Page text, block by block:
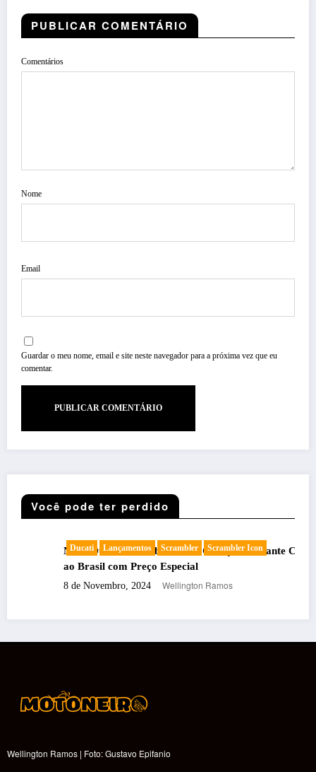
PUBLICAR COMENTÁRIO
Comentários
Nome
Email
Guardar o meu nome, email e site neste navegador para a próxima vez que eu
comentar.
Você pode ter perdido
Lançamentos Scrambler Scrambler Icon
Nova Ducati Scrambler Icon: Geração Vibrante Chega
ao Brasil com Preço Especial
8 de Novembro, 2024 Wellington Ramos
Wellington Ramos | Foto: Gustavo Epifanio